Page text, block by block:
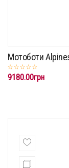
Мотоботи
9180.00грн